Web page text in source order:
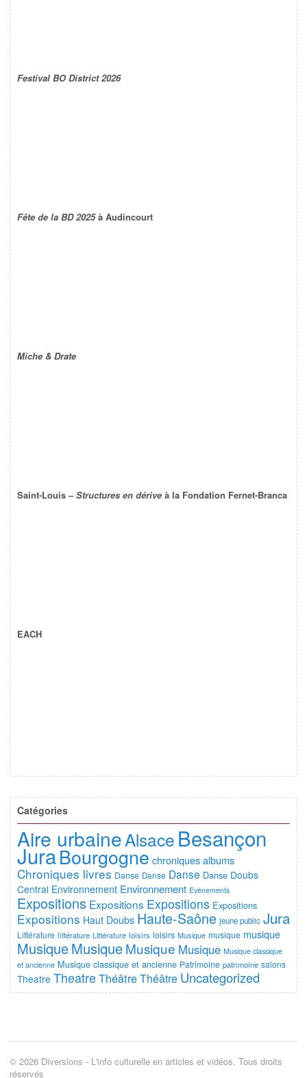
Festival BO District 2026
Fête de la BD 2025à Audincourt
Miche & Drate
Saint-Louis –Structures en dérive à la Fondation Fernet-Branca
EACH
Catégories
Aire urbaineAlsace Besançon
JuraBourgogne chroniques albums
Chroniques livres Danse Danse Danse Danse Doubs
Central Environnement Environnement Evénements
Expositions Expositions Expositions Expositions
Expositions Haut Doubs Haute-Saône jeune public Jura
Littérature littérature Littérature loisirs loisirs Musique musique musique
MusiqueMusiqueMusique Musique Musique classique
et ancienne Musique classique et ancienne Patrimoine patrimoine salons
Theatre Theatre ThéâtreThéâtre Uncategorized
© 2026 Diversions - L'info culturelle en articles et vidéos. Tous droits
réservés